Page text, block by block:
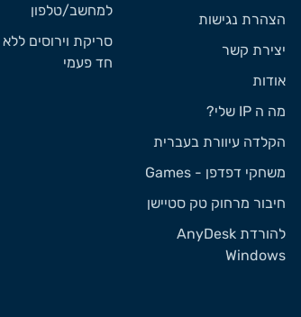
הצהרת נגישות
יצירת קשר
אודות
מה ה IP שלי?
הקלדה עיוורת בעברית
משחקי דפדפן - Games
חיבור מרחוק טק סטיישן
להורדת AnyDesk
Windows
למחשב/טלפון
סריקת וירוסים
חד פעמי